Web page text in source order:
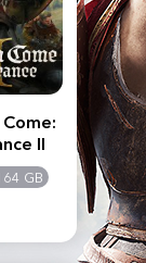
II
GB
The